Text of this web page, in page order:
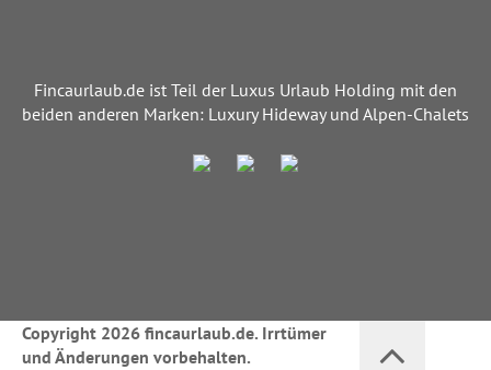
Fincaurlaub.de ist Teil der Luxus Urlaub Holding mit den
beiden anderen Marken: Luxury Hideway und Alpen-Chalets
Copyright 2026 fincaurlaub.de. Irrtümer
und Änderungen vorbehalten.